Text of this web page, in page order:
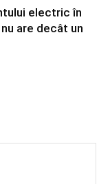
electric în
are decât un